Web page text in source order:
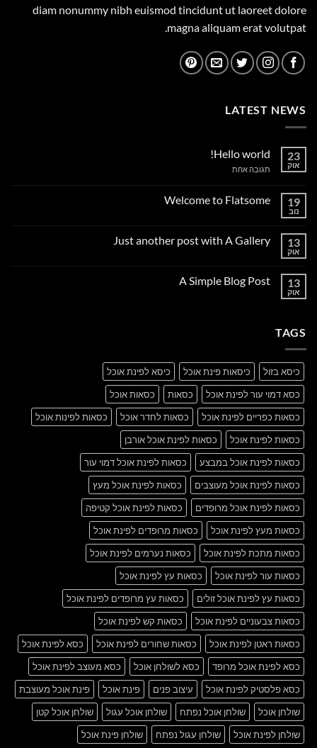
diam nonummy nibh euismod tincidunt ut laoreet dolore
magna aliquam erat volutpat.
LATEST NEWS
23
אוק
Hello world!
תגובה אחתעל
19
נוב
Welcome to Flatsome
Welcome
13
אוק
Just another post with A Gallery
Just
13
אוק
A Simple Blog Post
TAGS
כיסא בזול כיסאות פינת אוכל
כיסא לפינת אוכל
כסא דמוי עור לפינת אוכל
כסאות
כסאות אוכל
כסאות כפריים לפינת אוכל
כסאות לחדר אוכל
כסאות לפינות אוכל
כסאות לפינת אוכל
כסאות לפינת אוכל אורבן
כסאות לפינת אוכל במבצע
כסאות לפינת אוכל דמוי עור
כסאות לפינת אוכל מעוצבים
כסאות לפינת אוכל מעץ
כסאות לפינת אוכל מרופדים
כסאות לפינת אוכל קטיפה
כסאות מעץ לפינת אוכל
כסאות מרופדים לפינת אוכל
כסאות מתכת לפינת אוכל
כסאות נערמים לפינת אוכל
כסאות עור לפינת אוכל
כסאות עץ לפינת אוכל
כסאות עץ לפינת אוכל זולים
כסאות עץ מרופדים לפינת אוכל
כסאות צבעוניים לפינת אוכל
כסאות קש לפינת אוכל
כסאות ראטן לפינת אוכל
כסאות שחורים לפינת אוכל
כסא לפינת אוכל
כסא לפינת אוכל מרופד
כסא לשולחן אוכל
כסא מעוצב לפינת אוכל
כסא פלסטיק לפינת אוכל
עיצוב פנים פינת אוכל
פינת אוכל מעוצבת
שולחן אוכל
שולחן אוכל נפתח שולחן אוכל עגול
שולחן אוכל קטן
שולחן לפינת אוכל
שולחן עגול נפתח שולחן פינת אוכל